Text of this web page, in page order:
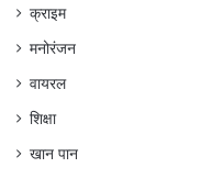
क्राइम
मनोरंजन
वायरल
शिक्षा
खान पान